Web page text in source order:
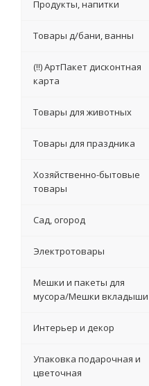
Продукты, напитки
Товары д/бани, ванны
(!!) АртПакет дисконтная
карта
Товары для животных
Товары для праздника
Хозяйственно-бытовые
товары
Сад, огород
Электротовары
Мешки и пакеты для
мусора/Мешки вкладыши
Интерьер и декор
Упаковка подарочная и
цветочная